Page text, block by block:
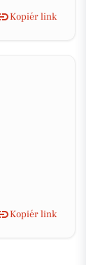
Kopiér link
Kopiér link